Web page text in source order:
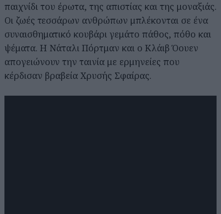
παιχνίδι του έρωτα, της απιστίας και της μοναξιάς.
Οι ζωές τεσσάρων ανθρώπων μπλέκονται σε ένα
συναισθηματικό κουβάρι γεμάτο πάθος, πόθο και
ψέματα. Η Νάταλι Πόρτμαν και ο Κλάιβ Όουεν
απογειώνουν την ταινία με ερμηνείες που
κέρδισαν βραβεία Χρυσής Σφαίρας.